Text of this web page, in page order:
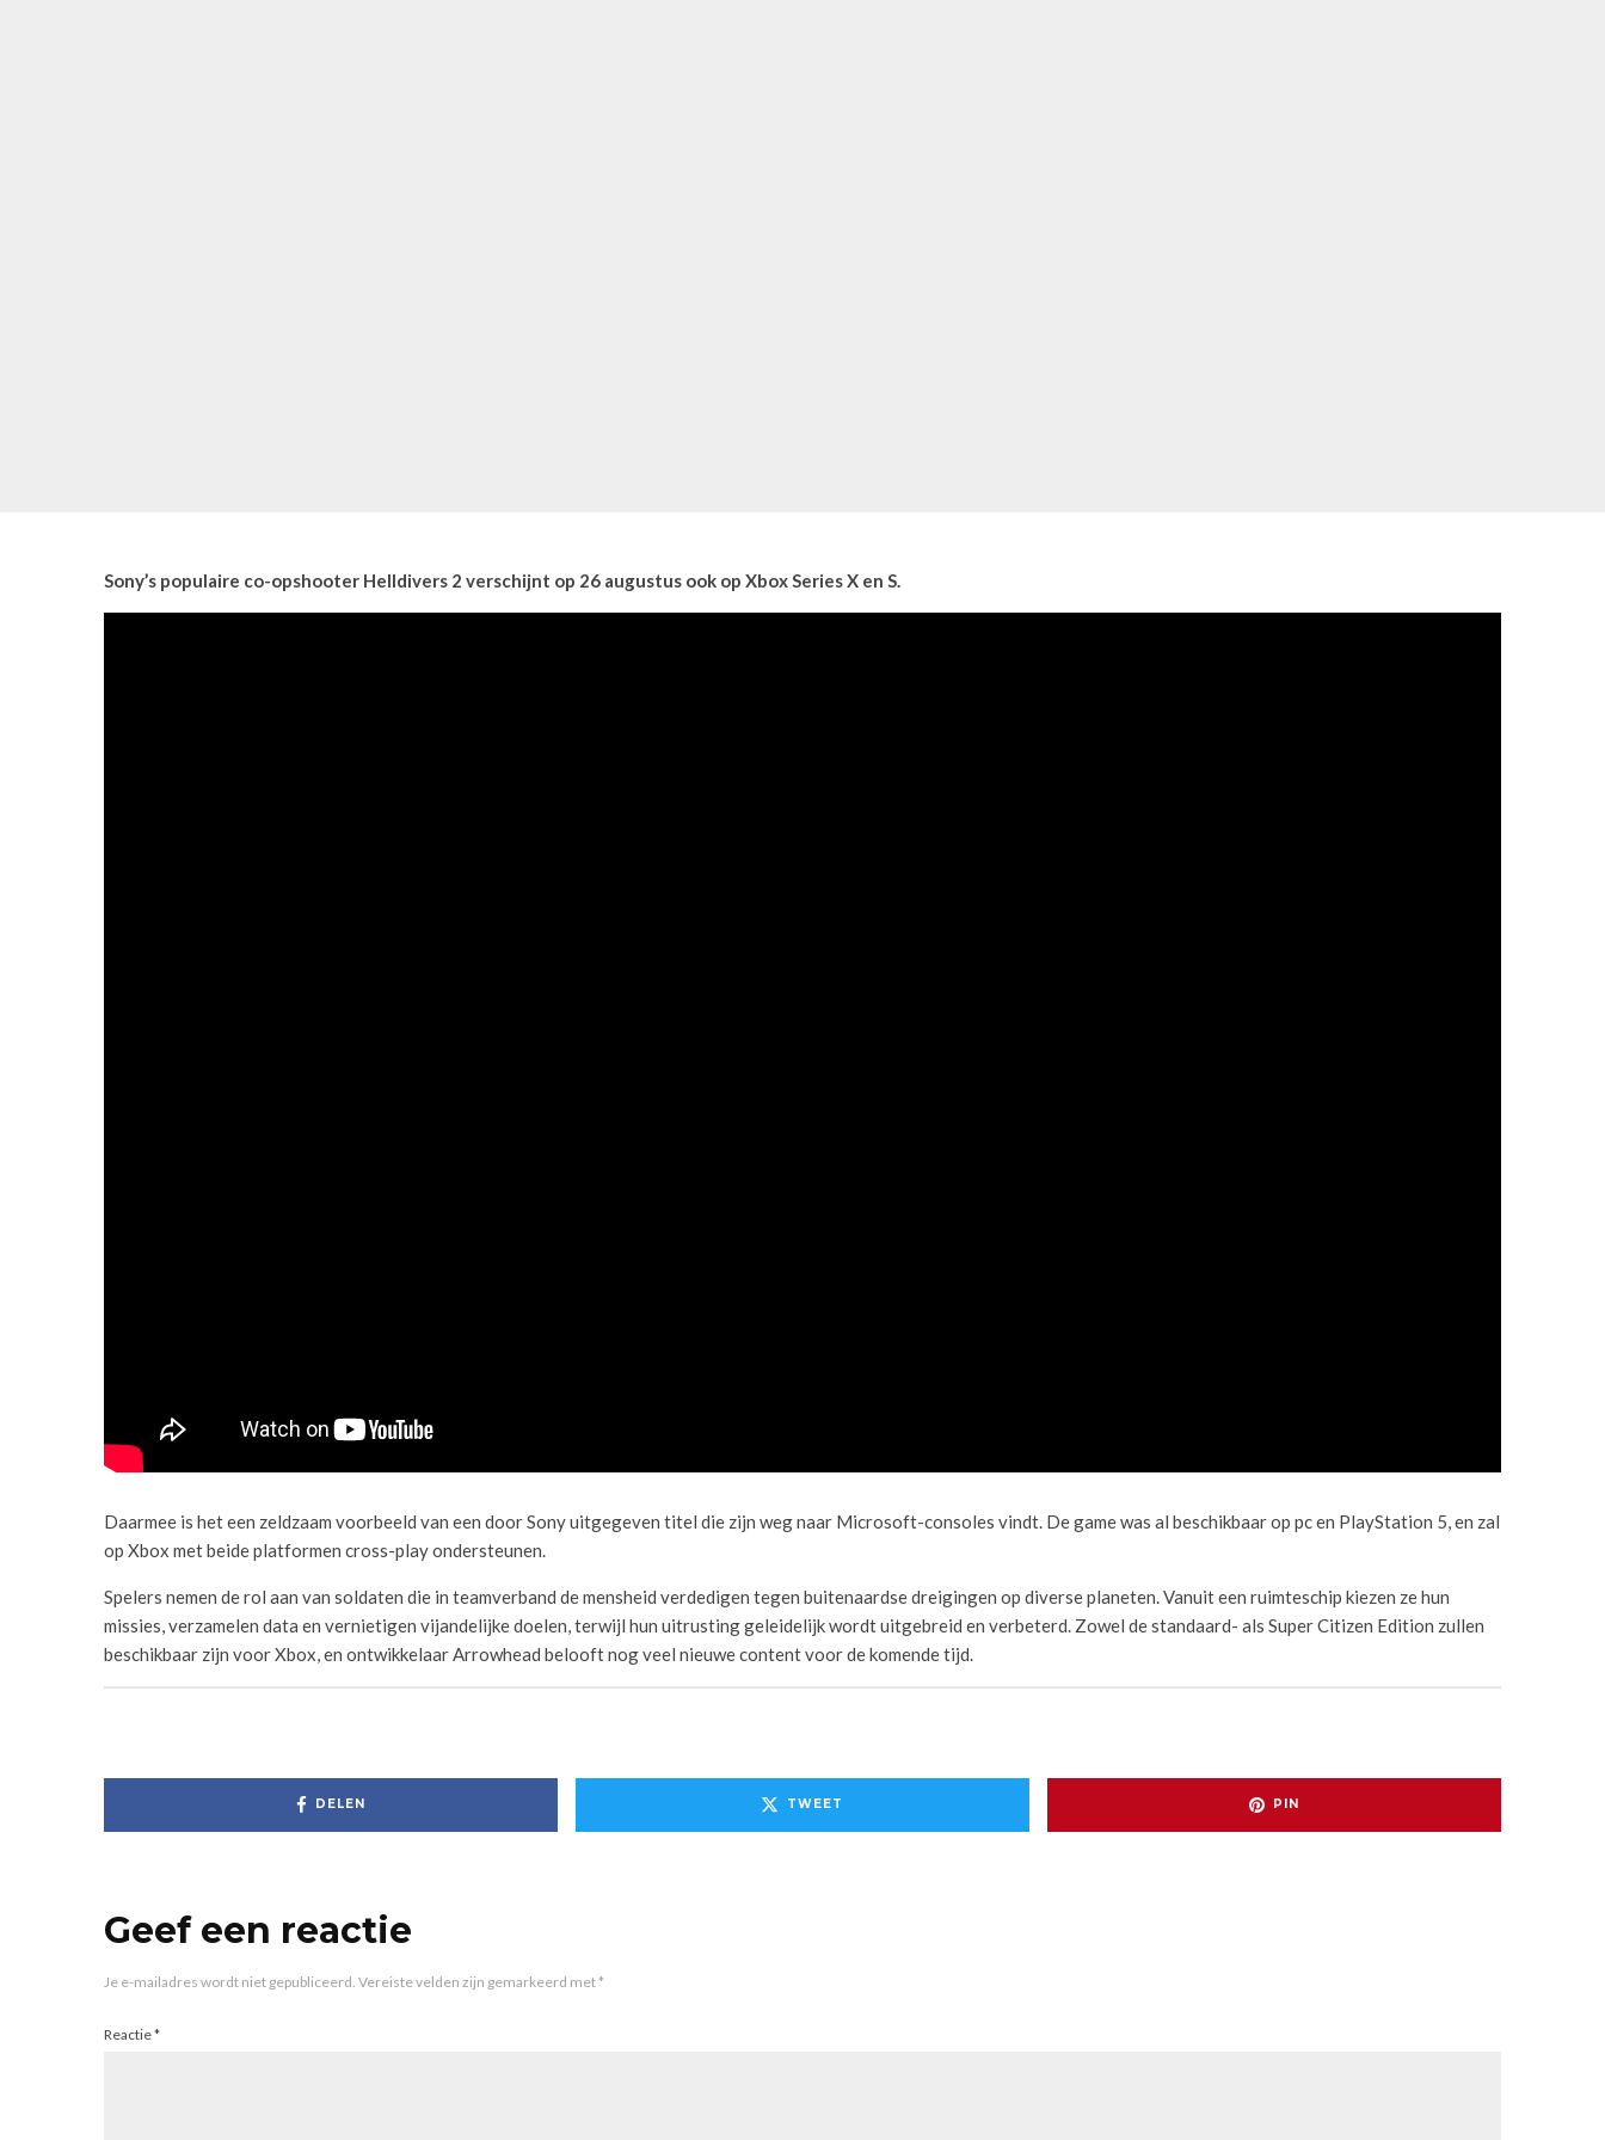
Sony’s populaire co-opshooter Helldivers 2 verschijnt op 26 augustus ook op Xbox Series X en S.
Daarmee is het een zeldzaam voorbeeld van een door Sony uitgegeven titel die zijn weg naar Microsoft-consoles vindt. De game was al beschikbaar op pc en PlayStation 5, en zal
op Xbox met beide platformen cross-play ondersteunen.
Spelers nemen de rol aan van soldaten die in teamverband de mensheid verdedigen tegen buitenaardse dreigingen op diverse planeten. Vanuit een ruimteschip kiezen ze hun
missies, verzamelen data en vernietigen vijandelijke doelen, terwijl hun uitrusting geleidelijk wordt uitgebreid en verbeterd. Zowel de standaard- als Super Citizen Edition zullen
beschikbaar zijn voor Xbox, en ontwikkelaar Arrowhead belooft nog veel nieuwe content voor de komende tijd.
DELEN TWEET PIN
Geef een reactie
Je e-mailadres wordt niet gepubliceerd. Vereiste velden zijn gemarkeerd met*
Reactie*